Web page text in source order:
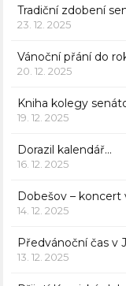
Tradiční zdobení
23. 12. 2025
Vánoční přání do
20. 12. 2025
Kniha kolegy
19. 12. 2025
Dorazil kalendář…
16. 12. 2025
Dobešov – koncert
14. 12. 2025
Předvánoční čas v
13. 12. 2025